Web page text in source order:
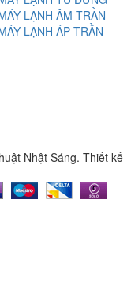
LẠNH ÂM TRẦN
LẠNH ÁP TRẦN
Nhật Sáng. Thiết kế